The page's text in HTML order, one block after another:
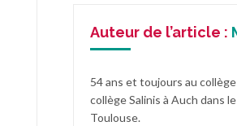
Auteur de l’article :
54 ans et toujours au
collège Salinis à Auch dans
Toulouse.